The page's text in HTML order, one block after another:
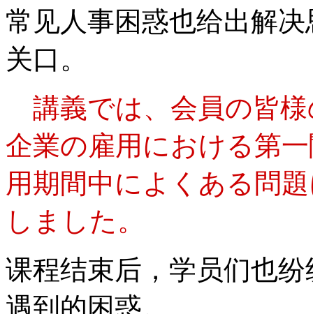
常见人事困惑也给出解
关口。
講義では、会員の皆
企業の雇用における第
用期間中によくある問
しました。
课程结束后，学员们也
遇到的困惑。